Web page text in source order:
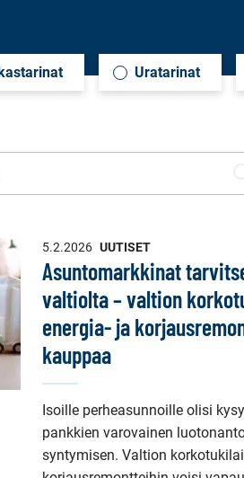
Uratarinat
5.2.2026 UUTISET
Asuntomarkkinat
valtiolta – valtion
energia- ja
kauppaa
Isoille perheasunnoille olisi
pankkien varovainen
syntymisen. Valtion